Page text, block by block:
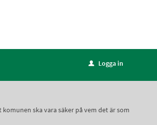
u Logga in
ska vara säker på vem det är som